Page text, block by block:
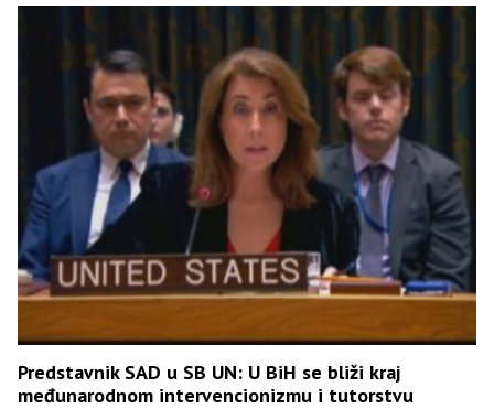
Predstavnik SAD u SB UN: U BiH se bliži kraj
međunarodnom intervencionizmu i tutorstvu